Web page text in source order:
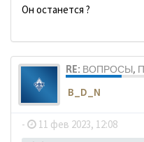
Он останется ?
RE: ВОПРОСЫ,
B_D_N
- 11 фев 2023, 12:08